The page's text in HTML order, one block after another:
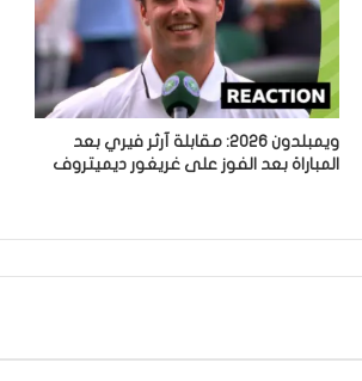
ويمبلدون 2026: مقابلة آرثر فيري بعد
المباراة بعد الفوز على غريغور ديميتروف